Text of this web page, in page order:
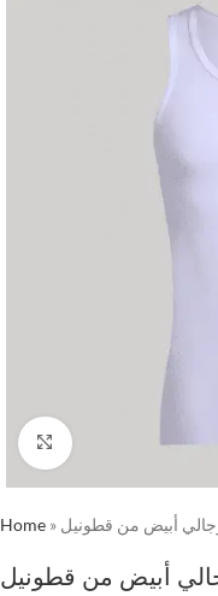
Click to enlarge
Home » أبيض من قطونيل
أبيض من قطونيل